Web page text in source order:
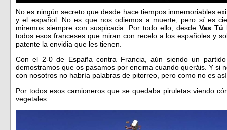
No es ningún secreto que desde hace tiempos inmemoriables
y el español. No es que nos odiemos a muerte, pero sí es
miremos siempre con suspicacia. Por todo ello, desde Vas Tú
todos esos franceses que miran con recelo a los españoles y
patente la envidia que les tienen.
Con el 2-0 de España contra Francia, aún siendo un
demostramos que os pasamos por encima cuando queráis. Y si
con nosotros no habría palabras de pitorreo, pero como no es
Por todos esos camioneros que se quedaba piruletas viendo
vegetales.